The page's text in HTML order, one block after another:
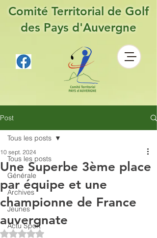
Comité Territorial de Golf
des Pays d'Auvergne
Post
Tous les posts
Générale
Archives
Jeunes
Actu Sport
Tous les posts
Une Superbe 3ème place
par équipe et une
championne de France
auvergnate
10 sept. 2024
Noté NaN étoiles sur 5.